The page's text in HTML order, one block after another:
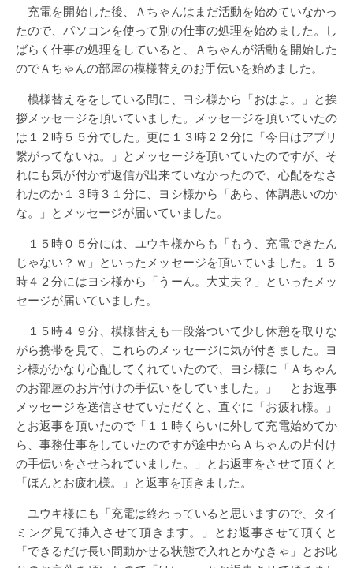
充電を開始した後、Ａちゃんはまだ活動を始めていなかっ
たので、パソコンを使って別の仕事の処理を始めました。し
ばらく仕事の処理をしていると、Ａちゃんが活動を開始した
のでＡちゃんの部屋の模様替えのお手伝いを始めました。
模様替えををしている間に、ヨシ様から「おはよ。」と挨
拶メッセージを頂いていました。メッセージを頂いていたの
は１２時５５分でした。更に１３時２２分に「今日はアプリ
繋がってないね。」とメッセージを頂いていたのですが、そ
れにも気が付かず返信が出来ていなかったので、心配をなさ
れたのか１３時３１分に、ヨシ様から「あら、体調悪いのか
な。」とメッセージが届いていました。
１５時０５分には、ユウキ様からも「もう、充電できたん
じゃない？ｗ」といったメッセージを頂いていました。１５
時４２分にはヨシ様から「うーん。大丈夫？」といったメッ
セージが届いていました。
１５時４９分、模様替えも一段落ついて少し休憩を取りな
がら携帯を見て、これらのメッセージに気が付きました。ヨ
シ様がかなり心配してくれていたので、ヨシ様に「Ａちゃん
のお部屋のお片付けの手伝いをしていました。」 とお返事
メッセージを送信させていただくと、直ぐに「お疲れ様。」
とお返事を頂いたので「１１時くらいに外して充電始めてか
ら、事務仕事をしていたのですが途中からＡちゃんの片付け
の手伝いをさせられていました。」とお返事をさせて頂くと
「ほんとお疲れ様。」と返事を頂きました。
ユウキ様にも「充電は終わっていると思いますので、タイ
ミング見て挿入させて頂きます。」とお返事させて頂くと
「できるだけ長い間動かせる状態で入れとかなきゃ」とお叱